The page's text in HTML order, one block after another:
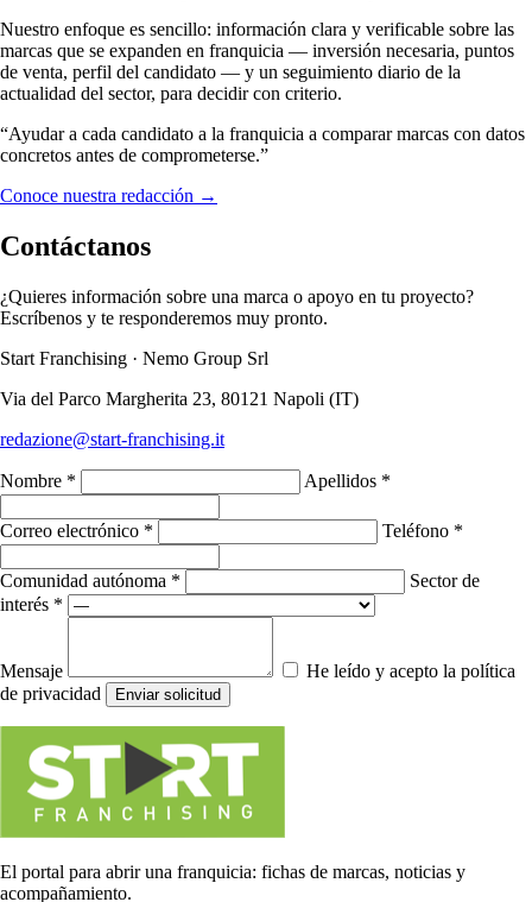
Nuestro enfoque es sencillo: información clara y verificable sobre las
marcas que se expanden en franquicia — inversión necesaria, puntos
de venta, perfil del candidato — y un seguimiento diario de la
actualidad del sector, para decidir con criterio.
“Ayudar a cada candidato a la franquicia a comparar marcas con datos
concretos antes de comprometerse.”
Conoce nuestra redacción →
Contáctanos
¿Quieres información sobre una marca o apoyo en tu proyecto?
Escríbenos y te responderemos muy pronto.
Start Franchising · Nemo Group Srl
Via del Parco Margherita 23, 80121 Napoli (IT)
redazione@start-franchising.it
Nombre * Apellidos *
Correo electrónico * Teléfono *
Comunidad autónoma *
Sector de
interés *
Mensaje
He leído y acepto la política
de privacidad
Enviar solicitud
El portal para abrir una franquicia: fichas de marcas, noticias y
acompañamiento.